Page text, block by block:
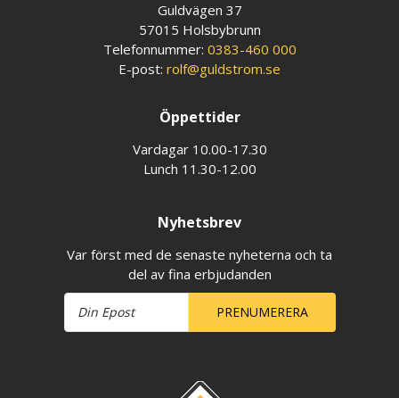
Guldvägen 37
57015 Holsbybrunn
Telefonnummer: 0383-460 000
E-post: rolf@guldstrom.se
Öppettider
Vardagar 10.00-17.30
Lunch 11.30-12.00
Nyhetsbrev
Var först med de senaste nyheterna och ta
del av fina erbjudanden
PRENUMERERA